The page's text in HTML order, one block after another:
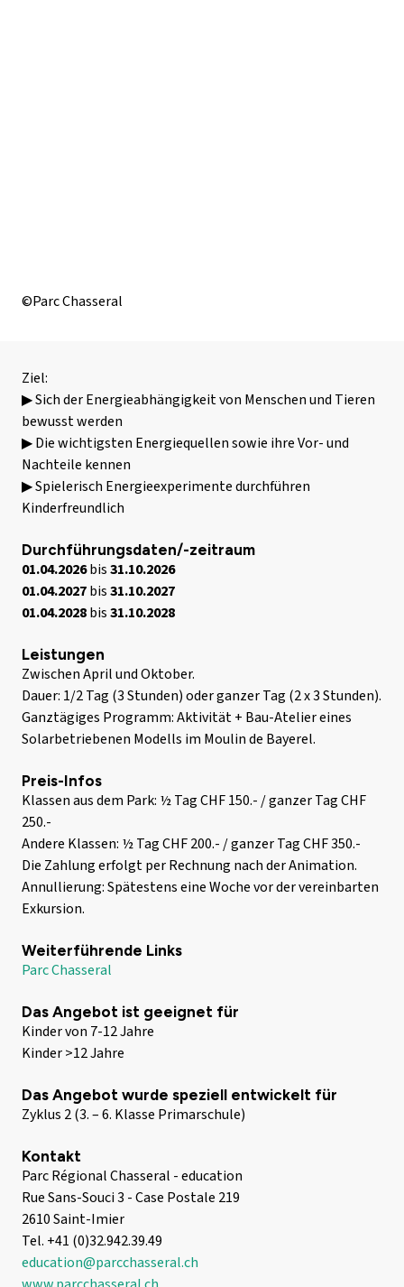
©Parc Chasseral
Ziel:
▶ Sich der Energieabhängigkeit von Menschen und Tieren
bewusst werden
▶ Die wichtigsten Energiequellen sowie ihre Vor- und
Nachteile kennen
▶ Spielerisch Energieexperimente durchführen
Kinderfreundlich
Durchführungsdaten/-zeitraum
01.04.2026bis31.10.2026
01.04.2027bis31.10.2027
01.04.2028bis31.10.2028
Leistungen
Zwischen April und Oktober.
Dauer: 1/2 Tag (3 Stunden) oder ganzer Tag (2 x 3 Stunden).
Ganztägiges Programm: Aktivität + Bau-Atelier eines
Solarbetriebenen Modells im Moulin de Bayerel.
Preis-Infos
Klassen aus dem Park: ½ Tag CHF 150.- / ganzer Tag CHF
250.-
Andere Klassen: ½ Tag CHF 200.- / ganzer Tag CHF 350.-
Die Zahlung erfolgt per Rechnung nach der Animation.
Annullierung: Spätestens eine Woche vor der vereinbarten
Exkursion.
Weiterführende Links
Parc Chasseral
Das Angebot ist geeignet für
Kinder von 7-12 Jahre
Kinder >12 Jahre
Das Angebot wurde speziell entwickelt für
Zyklus 2 (3. – 6. Klasse Primarschule)
Kontakt
Parc Régional Chasseral - education
Rue Sans-Souci 3 - Case Postale 219
2610 Saint-Imier
Tel. +41 (0)32.942.39.49
education@parcchasseral.ch